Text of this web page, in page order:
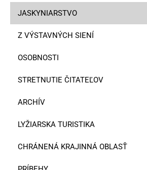
JASKYNIARSTVO
Z VÝSTAVNÝCH SIENÍ
OSOBNOSTI
STRETNUTIE ČITATEĽOV
ARCHÍV
LYŽIARSKA TURISTIKA
CHRÁNENÁ KRAJINNÁ OBLASŤ